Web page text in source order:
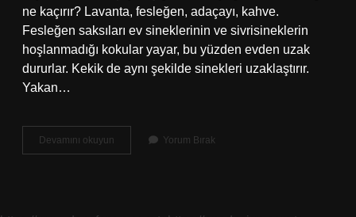
ne kaçırır? Lavanta, fesleğen, adaçayı, kahve.
Fesleğen saksıları ev sineklerinin ve sivrisineklerin
hoşlanmadığı kokular yayar, bu yüzden evden uzak
dururlar. Kekik de aynı şekilde sinekleri uzaklaştırır.
Yakan…
Devamını okuyun
Sürersek
Yorum Bırak